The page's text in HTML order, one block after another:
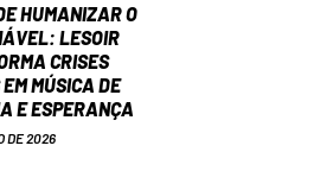
HUMANIZAR O
LESOIR
CRISES
MÚSICA DE
E ESPERANÇA
DE 2026